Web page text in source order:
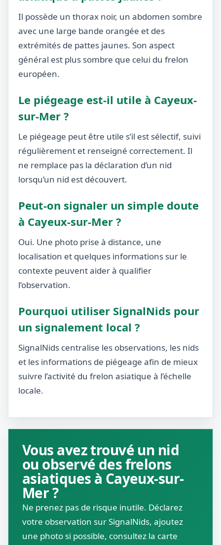
Il possède un thorax noir, un abdomen sombre
avec une large bande orangée et des
extrémités de pattes jaunes. Son aspect
général est plus sombre que celui du frelon
européen.
Le piégeage est-il utile à Cayeux-
sur-Mer ?
Le piégeage peut être utile s’il est sélectif, suivi
régulièrement et renseigné correctement. Il
ne remplace pas la déclaration d’un nid
lorsqu’un nid est découvert.
Peut-on signaler un simple doute
à Cayeux-sur-Mer ?
Oui. Une photo prise à distance, une
localisation et quelques informations sur le
contexte peuvent aider à qualifier
l’observation.
Pourquoi utiliser SignalNids pour
un signalement local ?
SignalNids centralise les observations, les nids
et les informations de piégeage afin de mieux
suivre l’activité du frelon asiatique à l’échelle
locale.
Vous avez trouvé un nid
ou observé des frelons
asiatiques à Cayeux-sur-
Mer ?
Ne prenez pas de risque inutile. Déclarez
votre observation sur SignalNids, ajoutez
une photo si possible, consultez la carte